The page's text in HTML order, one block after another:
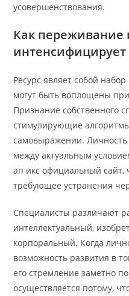
усовершенствования.
Как переживание
Ресурс являет собой
могут быть воплощены
Признание собственного
стимулирующие
самовыражении. Личность
между актуальным
ап икс официальный сайт,
требующее устранения
Специалисты различают
интеллектуальный,
корпоральный. Когда
возможность развития в
его стремление заметно
осуществляется потому,